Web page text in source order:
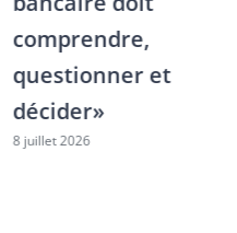
comprendre,
questionner et
décider»
8 juillet 2026